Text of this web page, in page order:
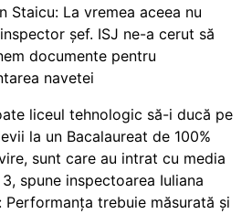
Staicu: La vremea aceea nu
șef. ISJ ne-a cerut să
documente pentru
navetei
liceul tehnologic să-i ducă pe
la un Bacalaureat de 100%
sunt care au intrat cu media
spune inspectoarea Iuliana
Performanța trebuie măsurată și